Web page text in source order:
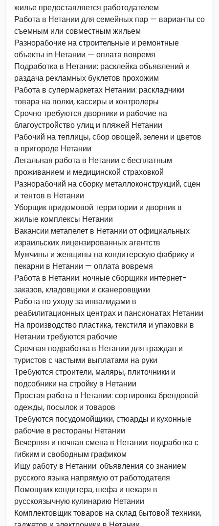
жилье предоставляется работодателем
Работа в Нетании для семейных пар — варианты со
съемным или совместным жильем
Разнорабочие на строительные и ремонтные
объекты in Нетании — оплата вовремя
Подработка в Нетании: расклейка объявлений и
раздача рекламных буклетов прохожим
Работа в супермаркетах Нетании: раскладчики
товара на полки, кассиры и контролеры
Срочно требуются дворники и рабочие на
благоустройство улиц и пляжей Нетании
Рабочий на теплицы, сбор овощей, зелени и цветов
в пригороде Нетании
Легальная работа в Нетании с бесплатным
проживанием и медицинской страховкой
Разнорабочий на сборку металлоконструкций, сцен
и тентов в Нетании
Уборщик придомовой территории и дворник в
жилые комплексы Нетании
Вакансии метапелет в Нетании от официальных
израильских лицензированных агентств
Мужчины и женщины на кондитерскую фабрику и
пекарни в Нетании — оплата вовремя
Работа в Нетании: ночные сборщики интернет-
заказов, кладовщики и сканеровщики
Работа по уходу за инвалидами в
реабилитационных центрах и пансионатах Нетании
На производство пластика, текстиля и упаковки в
Нетании требуются рабочие
Срочная подработка в Нетании для граждан и
туристов с частыми выплатами на руки
Требуются строители, маляры, плиточники и
подсобники на стройку в Нетании
Простая работа в Нетании: сортировка брендовой
одежды, посылок и товаров
Требуются посудомойщики, стюарды и кухонные
рабочие в рестораны Нетании
Вечерняя и ночная смена в Нетании: подработка с
гибким и свободным графиком
Ищу работу в Нетании: объявления со знанием
русского языка напрямую от работодателя
Помощник кондитера, шефа и пекаря в
русскоязычную кулинарию Нетании
Комплектовщик товаров на склад бытовой техники,